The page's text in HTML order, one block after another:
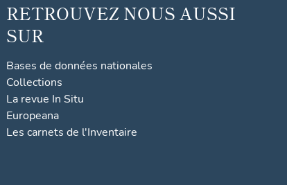
RETROUVEZ NOUS AUSSI
SUR
Bases de données nationales
Collections
La revue In Situ
Europeana
Les carnets de l'Inventaire